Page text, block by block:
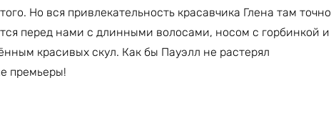
Но вся привлекательность красавчика Глена там точно
перед нами с длинными волосами, носом с горбинкой и
красивых скул. Как бы Пауэлл не растерял
премьеры!